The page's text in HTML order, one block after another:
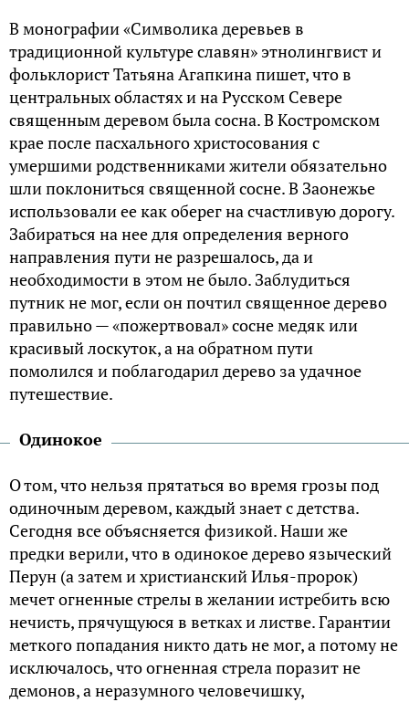
В монографии «Символика деревьев в
традиционной культуре славян» этнолингвист и
фольклорист Татьяна Агапкина пишет, что в
центральных областях и на Русском Севере
священным деревом была сосна. В Костромском
крае после пасхального христосования с
умершими родственниками жители обязательно
шли поклониться священной сосне. В Заонежье
использовали ее как оберег на счастливую дорогу.
Забираться на нее для определения верного
направления пути не разрешалось, да и
необходимости в этом не было. Заблудиться
путник не мог, если он почтил священное дерево
правильно — «пожертвовал» сосне медяк или
красивый лоскуток, а на обратном пути
помолился и поблагодарил дерево за удачное
путешествие.
Одинокое
О том, что нельзя прятаться во время грозы под
одиночным деревом, каждый знает с детства.
Сегодня все объясняется физикой. Наши же
предки верили, что в одинокое дерево языческий
Перун (а затем и христианский Илья-пророк)
мечет огненные стрелы в желании истребить всю
нечисть, прячущуюся в ветках и листве. Гарантии
меткого попадания никто дать не мог, а потому не
исключалось, что огненная стрела поразит не
демонов, а неразумного человечишку,